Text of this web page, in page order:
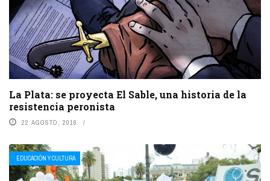
La Plata: se proyecta El Sable, una historia de la
resistencia peronista
22 AGOSTO, 2016
EDUCACIÓN Y CULTURA